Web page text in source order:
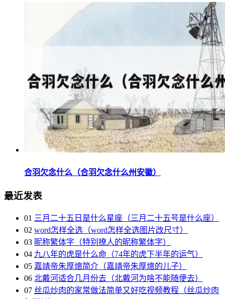
合羽欠念什么（合羽欠念什么州安徽）
最近发表
01 三月二十五日是什么星座（三月二十五号是什么座）
02 word怎样全选（word怎样全选图片改尺寸）
03 昵称繁体字（特别撩人的昵称繁体字）
04 九八年的虎是什么命（74年的虎下半年的运气）
05 嘉靖帝朱厚熜简介（嘉靖帝朱厚熜的儿子）
06 北戴河适合几月份去（北戴河为啥不能随便去）
07 丝瓜炒肉的家常做法简单又好吃视频教程（丝瓜炒肉